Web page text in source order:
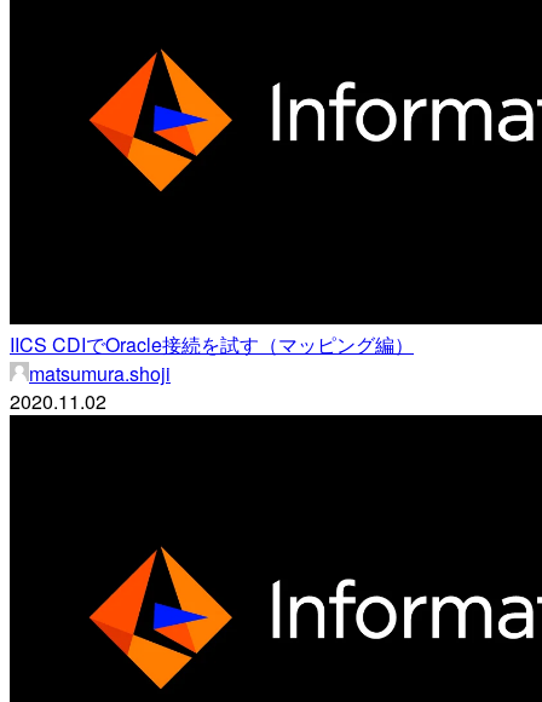
IICS CDIでOracle接続を試す（マッピング編）
matsumura.shoji
2020.11.02